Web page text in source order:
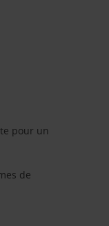
pour un
de